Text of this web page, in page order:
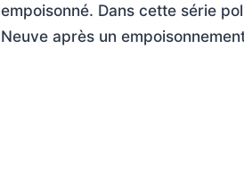
empoisonné. Dans cette série
Neuve après un